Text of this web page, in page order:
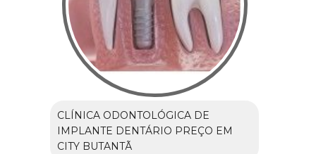
CLÍNICA ODONTOLÓGICA DE
IMPLANTE DENTÁRIO PREÇO EM
CITY BUTANTÃ